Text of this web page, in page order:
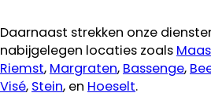
Daarnaast strekken onze
nabijgelegen locaties zoals
Riemst, Margraten, Bassenge,
Visé, Stein, en Hoeselt.